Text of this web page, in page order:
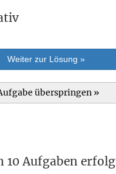
Weiter zur Lösung »
überspringen »
10 Aufgaben